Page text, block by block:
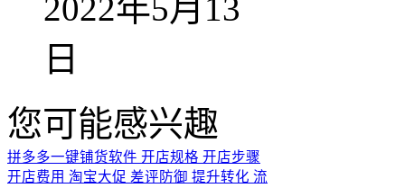
2022年5月13
日
您可能感兴趣
拼多多一键铺货软件 开店规格 开店步骤
开店费用 淘宝大促 差评防御 提升转化 流